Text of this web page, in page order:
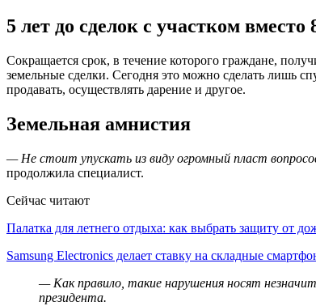
5 лет до сделок с участком вместо
Сокращается срок, в течение которого граждане,
земельные сделки. Сегодня это можно сделать лишь
продавать, осуществлять дарение и другое.
Земельная амнистия
— Не стоит упускать из виду огромный пласт
продолжила специалист.
Сейчас читают
Палатка для летнего отдыха: как выбрать защиту от
Samsung Electronics делает ставку на складные
— Как правило, такие нарушения носят
президента.